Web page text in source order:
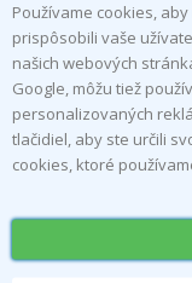
Používame cookies,
prispôsobili vaše
našich webových
Google, môžu tiež
personalizovaných
tlačidiel, aby ste určili
cookies, ktoré